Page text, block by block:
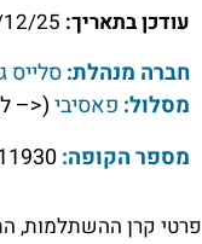
עודכן בתאריך: 25
חברה מנהלת:סלייס
מסלול: פאסיבי(<–
מספר הקופה:
פרטי קרן ההשתלמות,